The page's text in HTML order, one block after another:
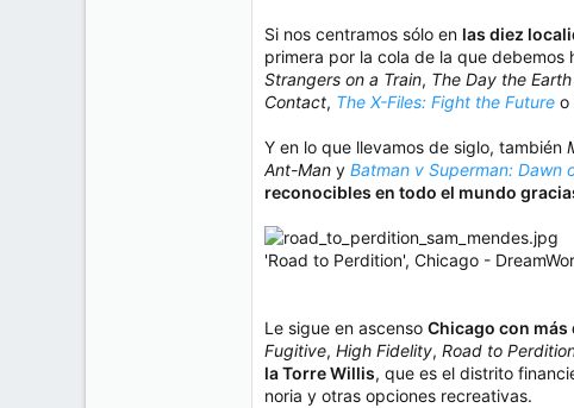
Si nos centramos sólo en las diez
primera por la cola de la que debemos
Strangers on a Train, The Day the
Contact, The X-Files: Fight the Future o
Y en lo que llevamos de siglo, también
Ant-Man y Batman v Superman: Dawn
reconocibles en todo el mundo
'Road to Perdition', Chicago -
Le sigue en ascenso Chicago con más
Fugitive, High Fidelity, Road to
la Torre Willis, que es el distrito
noria y otras opciones recreativas.